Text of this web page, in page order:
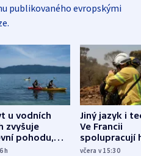
publikovaného evropskými
u vodních
zvyšuje
pohodu,
h
Jiný jazyk i
Ve Francii
spolupracují
různých zemí
včera v 15:30